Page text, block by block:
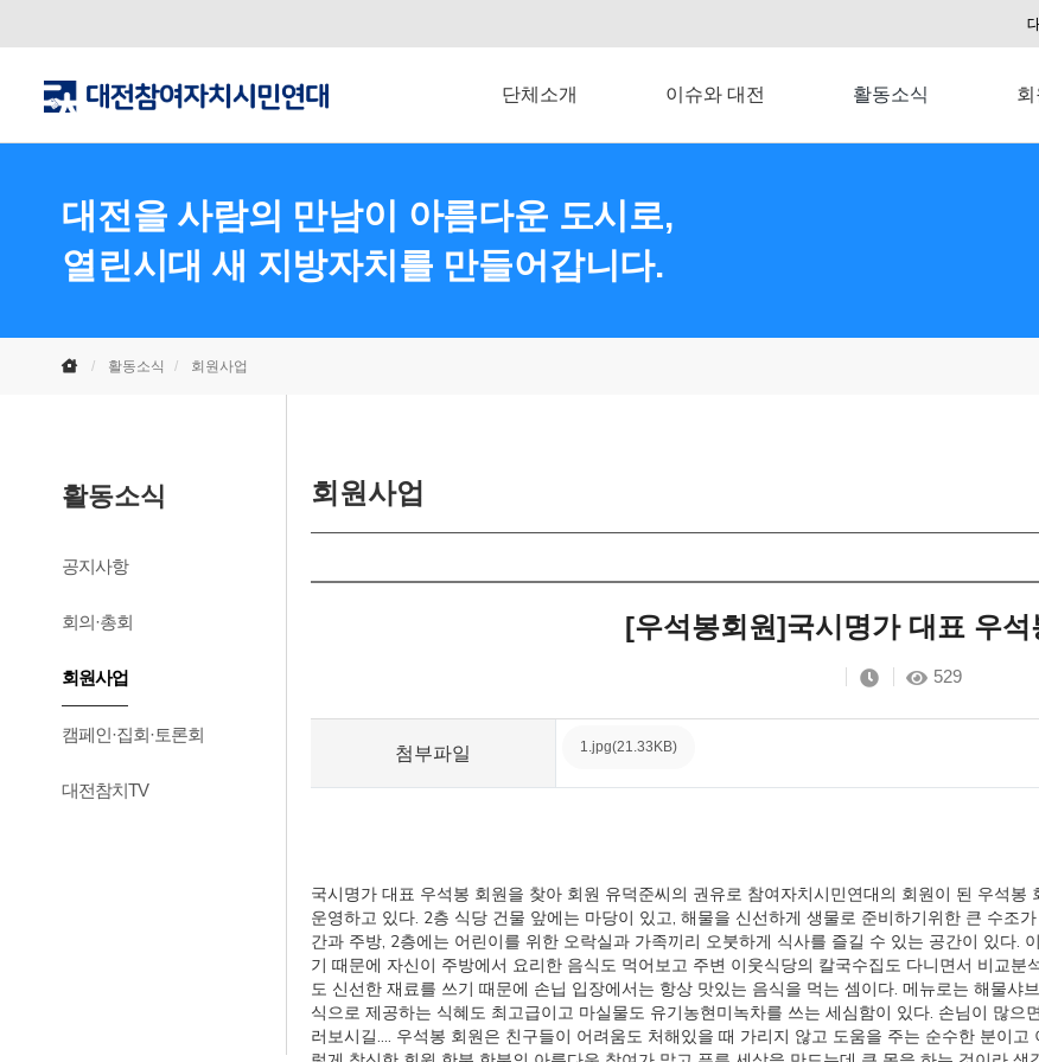
단체소개 이슈와 대전 활동소식
대전을 사람의 만남이 아름다운 도시로,
열린시대 새 지방자치를 만들어갑니다.
활동소식 회원사업
활동소식
공지사항
회의·총회
회원사업
캠페인·집회·토론회
대전참치TV
회원사업
[우석봉회원]국시명가 대표 우
529
첨부파일 1.jpg(21.33KB)
국시명가 대표 우석봉 회원을 찾아 회원 유덕준씨의 권유로 참여자치시민연대의 회원이 된 우석
운영하고 있다. 2층 식당 건물 앞에는 마당이 있고, 해물을 신선하게 생물로 준비하기위한 큰 수조
간과 주방, 2층에는 어린이를 위한 오락실과 가족끼리 오붓하게 식사를 즐길 수 있는 공간이 있다.
기 때문에 자신이 주방에서 요리한 음식도 먹어보고 주변 이웃식당의 칼국수집도 다니면서 비교
도 신선한 재료를 쓰기 때문에 손닙 입장에서는 항상 맛있는 음식을 먹는 셈이다. 메뉴로는 해물샤
식으로 제공하는 식혜도 최고급이고 마실물도 유기농현미녹차를 쓰는 세심함이 있다. 손님이 많
러보시길.... 우석봉 회원은 친구들이 어려움도 처해있을 때 가리지 않고 도움을 주는 순수한 분이